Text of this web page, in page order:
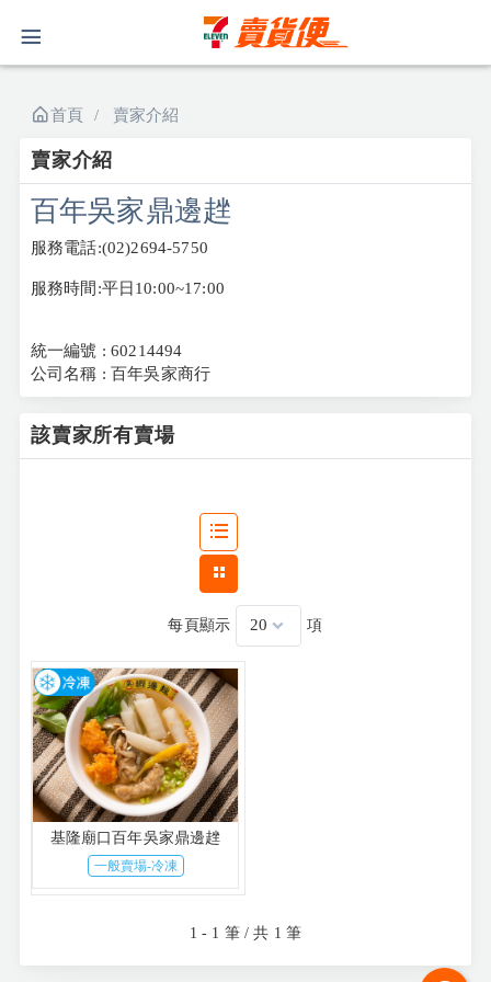
首頁 賣家介紹
賣家介紹
百年吳家鼎邊趖
服務電話:(02)2694-5750
服務時間:平日10:00~17:00
統一編號 : 60214494
公司名稱 : 百年吳家商行
該賣家所有賣場
每頁顯示 項
基隆廟口百年吳家鼎邊趖
一般賣場-冷凍
1 - 1 筆 / 共 1 筆